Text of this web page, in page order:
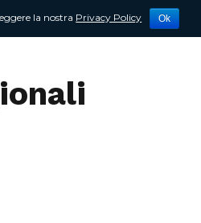
Contattami
la nostra Privacy Policy Ok